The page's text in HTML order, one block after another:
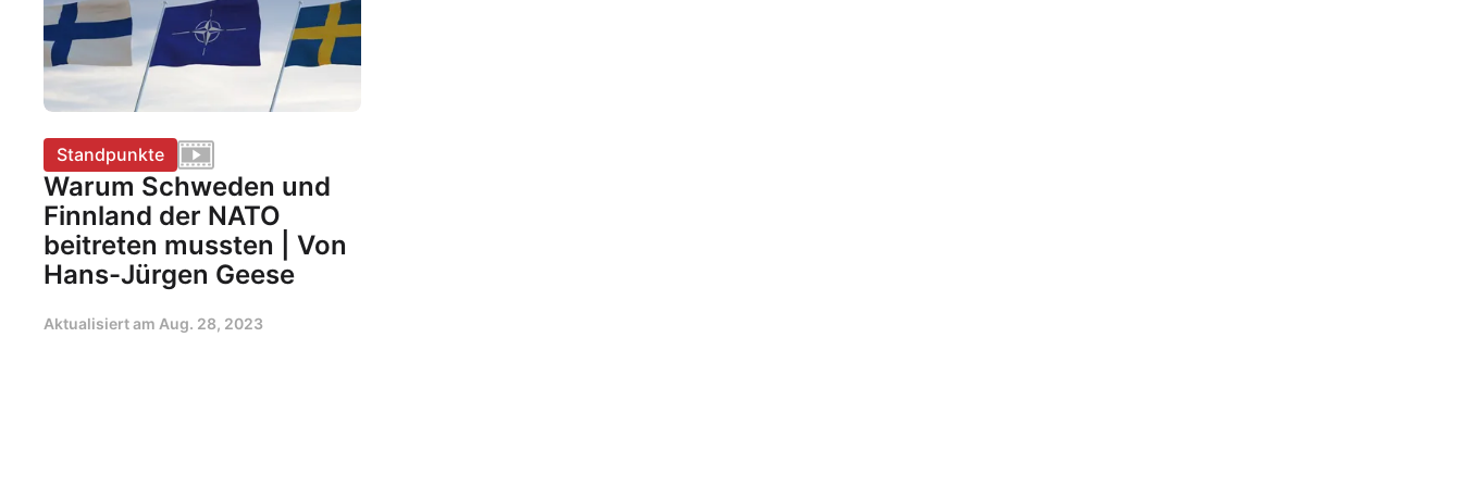
Standpunkte
Warum Schweden und
Finnland der NATO
beitreten mussten | Von
Hans-Jürgen Geese
Aktualisiert am Aug. 28, 2023